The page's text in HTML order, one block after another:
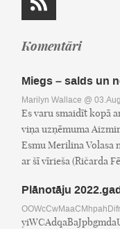
Komentāri
Miegs – salds un
Marilyn Wallace @
Es varu smaidīt kopā
viņa uzņēmuma
Esmu Merilina Volasa
ar šī vīrieša (Ričarda
Plānotāju